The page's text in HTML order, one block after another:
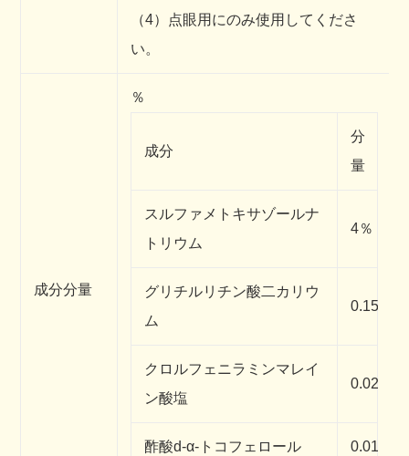
（4）点眼用にのみ使用してくださ
い。
成分分量
％
成分
分
量
スルファメトキサゾールナ
トリウム
4％
グリチルリチン酸二カリウ
ム
0.15％
クロルフェニラミンマレイ
ン酸塩
0.02％
酢酸d-α-トコフェロール 0.01％